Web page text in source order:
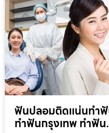
ฟันปลอมติดแน่นทำ
ทำฟันกรุงเทพ ทำฟั